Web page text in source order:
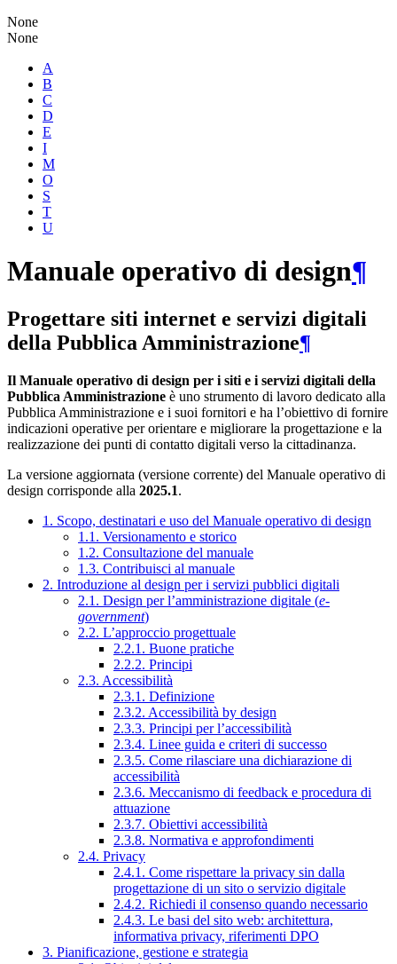
None
None
A
B
C
D
E
I
M
O
S
T
U
Manuale operativo di design¶
Progettare siti internet e servizi digitali
della Pubblica Amministrazione¶
Il Manuale operativo di design per i siti e i servizi digitali della
Pubblica Amministrazione è uno strumento di lavoro dedicato alla
Pubblica Amministrazione e i suoi fornitori e ha l’obiettivo di fornire
indicazioni operative per orientare e migliorare la progettazione e la
realizzazione dei punti di contatto digitali verso la cittadinanza.
La versione aggiornata (versione corrente) del Manuale operativo di
design corrisponde alla 2025.1.
1. Scopo, destinatari e uso del Manuale operativo di design
1.1. Versionamento e storico
1.2. Consultazione del manuale
1.3. Contribuisci al manuale
2. Introduzione al design per i servizi pubblici digitali
2.1. Design per l’amministrazione digitale (e-
government)
2.2. L’approccio progettuale
2.2.1. Buone pratiche
2.2.2. Principi
2.3. Accessibilità
2.3.1. Definizione
2.3.2. Accessibilità by design
2.3.3. Principi per l’accessibilità
2.3.4. Linee guida e criteri di successo
2.3.5. Come rilasciare una dichiarazione di
accessibilità
2.3.6. Meccanismo di feedback e procedura di
attuazione
2.3.7. Obiettivi accessibilità
2.3.8. Normativa e approfondimenti
2.4. Privacy
2.4.1. Come rispettare la privacy sin dalla
progettazione di un sito o servizio digitale
2.4.2. Richiedi il consenso quando necessario
2.4.3. Le basi del sito web: architettura,
informativa privacy, riferimenti DPO
3. Pianificazione, gestione e strategia